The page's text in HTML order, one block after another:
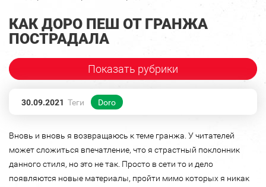
КАК ДОРО ПЕШ ОТ ГРАНЖА
ПОСТРАДАЛА
Показать рубрики
30.09.2021 Теги Doro
Вновь и вновь я возвращаюсь к теме гранжа. У читателей
может сложиться впечатление, что я страстный поклонник
данного стиля, но это не так. Просто в сети то и дело
появляются новые материалы, пройти мимо которых я никак